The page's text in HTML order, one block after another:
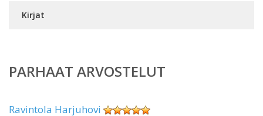
Kirjat
PARHAAT ARVOSTELUT
Ravintola Harjuhovi